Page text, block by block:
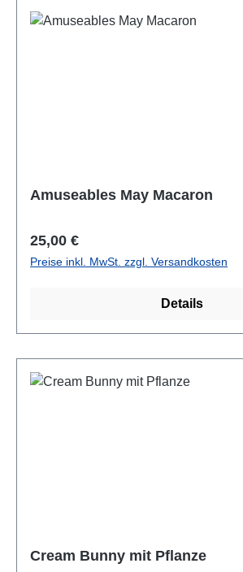
Amuseables May Macaron
Regulärer Preis:
25,00 €
Preise inkl. MwSt. zzgl. Versandkosten
Details
Cream Bunny mit Pflanze